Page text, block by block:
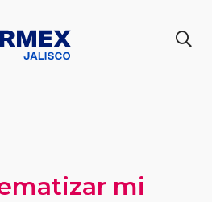
mi